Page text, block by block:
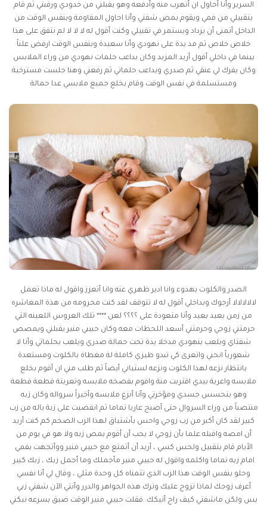
السرير وأنا أحاول ان أتهرب منه وأدفعه وهو يقبلني من خدودي ورقبتي ثم قام
بتقبيلي من فمي ويقوم بمص شفتي وأنا احاول المقاومة وبنفس الوقت من
الداخل أتمنى أن يزداد ويستمر في تقبيلي وكنت أقول له لا لا لا لم نتفق على هذا
خلاص خلاص ثم مد يدة على نهودي وأنا سعيدة وبنفس الوقت ارفض علناً
بينما في داخلي أقول أريد المزيد وكان يداعب حلمات نهودي من وراء الملابس
وكان يفرك لي عنقي ثم صدري ويداعب حلماتي ثم رفعني وهنا جلست مسترخية
ومستسلمة في نفس الوقت وقام بخلع جميع ملابسي عدا حمالة
الصدر والكلوت بهدوء وانا ادير ظهري عنه وانا أتعزز واقول له ماذا تعمل
لالالالالا أرجوك وبداخلي أقول له لا تتوقف لقد كنت محرومه من هذة المعاشره
من زمن بعيد بعيد وأنا متعودة على ؟؟؟؟ لعن **** تلك العروس اللعينه التي
حرمتني زوجي وحرمتني أسعد اللحظات معه وكان حبيبي منير يقبلني ويمصص
شفتاي ويلعب بنهودي مدخلا يدة تحت حمالة صدري ويلعب بحلماتي وأنا لا
شعورياً انحني واتعرى كي تبدو طيزي كاملة لة مغطاة بالكلوت ومستعدة
بانتظار نزعه لهذا الكلوت ونزعه لستياني أيضاً ثم طلب مني ان أقوم بخلع
ملابسه واعرية بيدي اقتربت منة واقوم بفصخه ملابسه وتعريتة قطعة قطعة
وهو يتحسس جسدي ومؤخرتي وأنا أنزع ملابسه وأخيراً سرواله وكان زبه
منتصباً من وراء السروال حتى أصبح عاريا تماما ثم انقضيت على زبة ياله من زب
كبير لقد كان أكبر من زب زوجي واحس بأشتياق لهذا الزب الضخم كم كنت أريد
أن امصه واقبله علما بأن زوجي لا يحب أن أقوم بمص زبه ولا هو في يوم من
الأيام قام بتقبيل ولحس كسي ، أريد أن أتمتع مع حبيبي منير ووأتجهت بفمي
امام زبه تماما واكلمه واقول له حبيبي منير مأجملك وما أجمل زبك ، زبك كبير
وحلو بنفس الوقت هذا الزب الذي تتمناه كل وحدة مثلي ، وقال لي أنا نفسي
أعرف زوجك لماذا تزوج عليك وترك هذه الجواهر والدرر وأنتي الآن شفتي زبي
بس ولكن ماشفتي كيف راح أنيكك..فقلت حبيبي منير الوقت ضيق بسرعه نيكني